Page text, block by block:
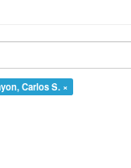
Carlos S. ×